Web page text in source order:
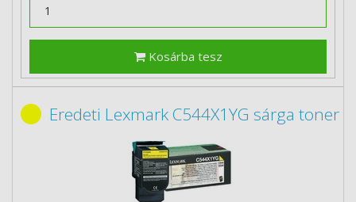
Kosárba tesz
Eredeti Lexmark C544X1YG sárga toner